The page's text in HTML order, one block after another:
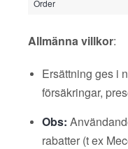
Order
Allmänna villkor:
Ersättning ges i
försäkringar,
Obs:
rabatter (t ex